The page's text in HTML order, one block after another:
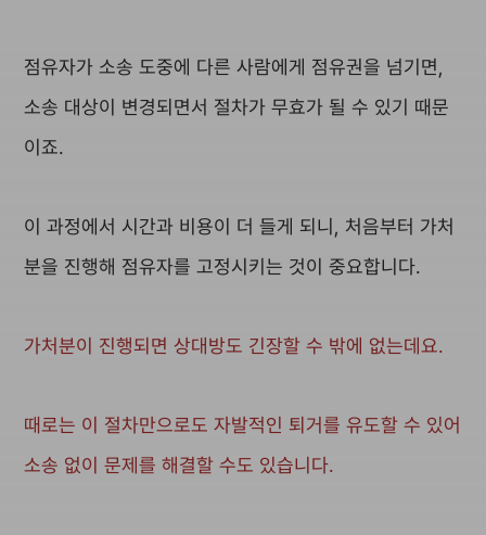
점유자가 소송 도중에 다른 사람에게 점유권을 넘기면,
소송 대상이 변경되면서 절차가 무효가 될 수 있기 때문
이죠.
이 과정에서 시간과 비용이 더 들게 되니, 처음부터 가처
분을 진행해 점유자를 고정시키는 것이 중요합니다.
가처분이 진행되면 상대방도 긴장할 수 밖에 없는데요.
때로는 이 절차만으로도 자발적인 퇴거를 유도할 수 있어
소송 없이 문제를 해결할 수도 있습니다.